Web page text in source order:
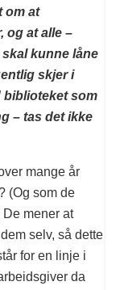
om at
og at alle –
kunne låne
skjer i
biblioteket som
– tas det ikke
mange år
(Og som de
mener at
selv, så dette
for en linje i
da